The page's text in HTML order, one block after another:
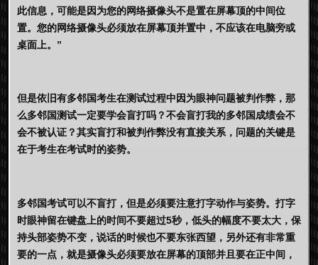
此信息，可能是因为您的网络摄像头不是置在屏幕顶的中间位
置。您的网络摄像头必须放在屏幕顶并置中，不应该在电脑旁或
桌面上。”
但是依旧有多邻国考生在测试过程中因为眼神问题被判作弊，那
么多邻国测试一定要学会盲打吗？不会盲打我的多邻国成绩会不
会不被认证？其实盲打和被判作弊没有直接关系，问题的关键是
在于考生在考试时的姿势。
多邻国考试可以不盲打，但是必须要注意打字动作与姿势。打字
时眼神留在键盘上的时间不要超过5秒，低头的幅度不要太大，保
持头部姿势不变，说话的时候也不要东张西望，另外还有非常重
要的一点，就是摄像头必须要放在屏幕的顶部并且要在正中间，